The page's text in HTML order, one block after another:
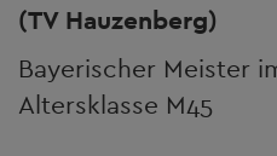
(TV Hauzenberg)
Bayerischer Meister
Altersklasse M45